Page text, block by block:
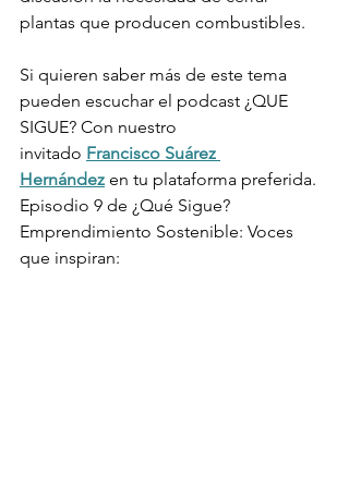
plantas que producen combustibles.
Si quieren saber más de este tema
pueden escuchar el podcast ¿QUE
SIGUE? Con nuestro
invitado Francisco Suárez
Hernández en tu plataforma preferida.
Episodio 9 de ¿Qué Sigue?
Emprendimiento Sostenible: Voces
que inspiran: